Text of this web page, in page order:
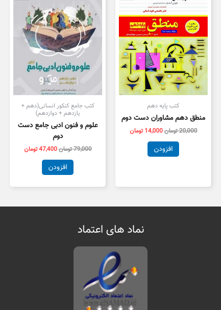
کتب پایه دهم
منطق دهم مشاوران دست دوم
20,000تومان
بود.
14,000 تومان
است.
افزودن
کتب جامع کنکور انسانی(دهم +
یازدهم + دوازدهم)
علوم و فنون ادبی جامع دست
دوم
79,000تومان
بود.
47,400تومان
افزودن
نماد های اعتماد